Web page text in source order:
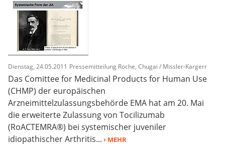
Dienstag, 24.05.2011 Pressemitteilung Roche, Chugai / Missler-Kargerr
Das Comittee for Medicinal Products for Human Use
(CHMP) der europäischen
Arzneimittelzulassungsbehörde EMA hat am 20. Mai
die erweiterte Zulassung von Tocilizumab
(RoACTEMRA®) bei systemischer juveniler
idiopathischer Arthritis... › MEHR